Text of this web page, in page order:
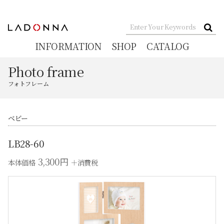
Photo frame
フォトフレーム
ベビー
LB28-60
本体価格 3,300円 ＋消費税
INFORMATION SHOP CATALOG